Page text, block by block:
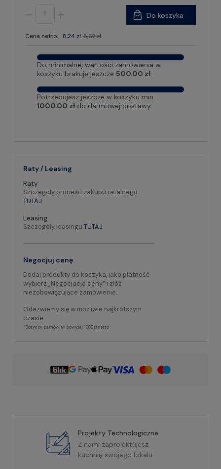
Cena netto: 8,24 zł 8,67 zł
Do koszyka
Do minimalnej wartości zamówienia w
koszyku brakuje jeszcze 500.00 zł.
Potrzebujesz jeszcze w koszyku min.
1000.00 zł do darmowej dostawy.
Raty / Leasing
Raty
Szczegóły procesu zakupu ratalnego
TUTAJ
Leasing
Szczegóły leasingu TUTAJ
Negocjuj cenę
Dodaj produkty do koszyka, jako płatność
wybierz „Negocjacja ceny” i złóż
niezobowiązujące zamówienie.
Odezwiemy się w możliwie najkrótszym
czasie.
*Dotyczy zamówień powyżej 1000zł netto
Projekty Technologiczne
Z nami zaprojektujesz
kuchnię swojego lokalu